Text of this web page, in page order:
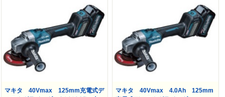
マキタ 40Vmax 125mm充電式デ
マキタ 40Vmax 4.0Ah 125mm